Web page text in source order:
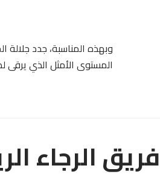
وبهذه المناسبة، جدد
المستوى الأمثل الذي يرقى
فريق الرجاء